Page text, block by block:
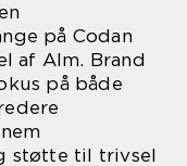
på Codan
af Alm. Brand
på både
støtte til trivsel